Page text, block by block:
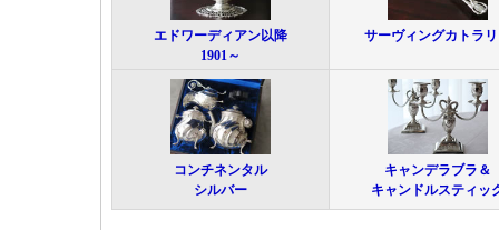
エドワーディアン以降
1901～
サーヴィングカトラ
コンチネンタル
シルバー
キャンデラブラ＆
キャンドルスティッ